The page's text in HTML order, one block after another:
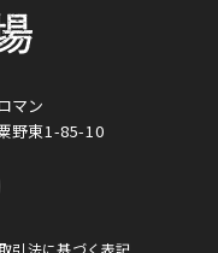
マン
野東1-85-10
引法に基づく表記